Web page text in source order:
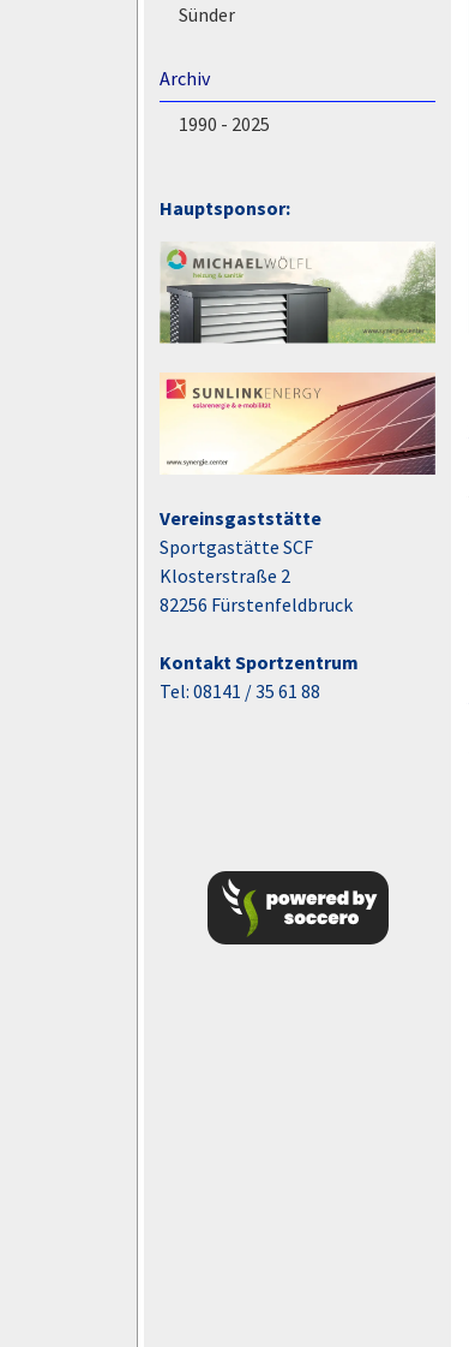
Sünder
Archiv
1990 - 2025
Hauptsponsor:
Vereinsgaststätte
Sportgastätte SCF
Klosterstraße 2
82256 Fürstenfeldbruck
Kontakt Sportzentrum
Tel: 08141 / 35 61 88